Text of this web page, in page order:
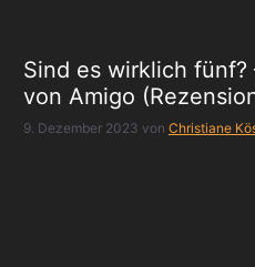
Sind es wirklich fünf?
von Amigo
9. Dezember 2023 von Christiane